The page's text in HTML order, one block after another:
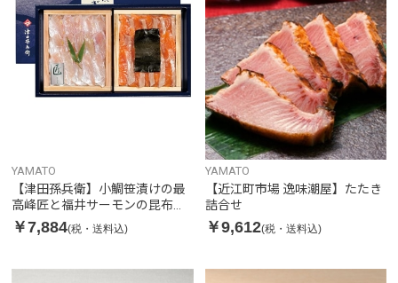
YAMATO
【津田孫兵衛】小鯛笹漬けの最
高峰匠と福井サーモンの昆布締
め
￥7,884(税・送料込)
YAMATO
【近江町市場 逸味潮屋】たたき
詰合せ
￥9,612(税・送料込)